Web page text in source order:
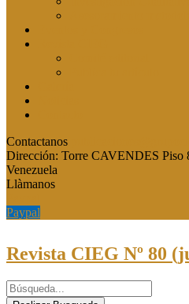
Contactanos
Dirección: Torre CAVENDES Piso
Venezuela
Llàmanos
Paypal
Revista CIEG Nº 80